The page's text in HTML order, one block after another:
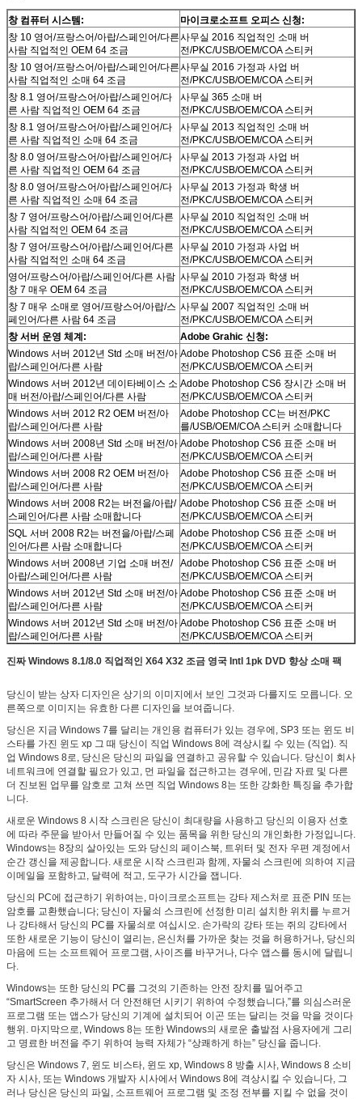
창 컴퓨터 시스템:
마이크로소프트 오피스 신청:
창 10 영어/프랑스어/아랍/스페인어/다른
사람 직업적인 OEM 64 조금
사무실 2016 직업적인 소매 버
전/PKC/USB/OEM/COA 스티커
창 10 영어/프랑스어/아랍/스페인어/다른
사람 직업적인 소매 64 조금
사무실 2016 가정과 사업 버
전/PKC/USB/OEM/COA 스티커
창 8.1 영어/프랑스어/아랍/스페인어/다
른 사람 직업적인 OEM 64 조금
사무실 365 소매 버
전/PKC/USB/OEM/COA 스티커
창 8.1 영어/프랑스어/아랍/스페인어/다
른 사람 직업적인 소매 64 조금
사무실 2013 직업적인 소매 버
전/PKC/USB/OEM/COA 스티커
창 8.0 영어/프랑스어/아랍/스페인어/다
른 사람 직업적인 OEM 64 조금
사무실 2013 가정과 사업 버
전/PKC/USB/OEM/COA 스티커
창 8.0 영어/프랑스어/아랍/스페인어/다
른 사람 직업적인 소매 64 조금
사무실 2013 가정과 학생 버
전/PKC/USB/OEM/COA 스티커
창 7 영어/프랑스어/아랍/스페인어/다른
사람 직업적인 OEM 64 조금
사무실 2010 직업적인 소매 버
전/PKC/USB/OEM/COA 스티커
창 7 영어/프랑스어/아랍/스페인어/다른
사람 직업적인 소매 64 조금
사무실 2010 가정과 사업 버
전/PKC/USB/OEM/COA 스티커
영어/프랑스어/아랍/스페인어/다른 사람
창 7 매우 OEM 64 조금
사무실 2010 가정과 학생 버
전/PKC/USB/OEM/COA 스티커
창 7 매우 소매로 영어/프랑스어/아랍/스
페인어/다른 사람 64 조금
사무실 2007 직업적인 소매 버
전/PKC/USB/OEM/COA 스티커
창 서버 운영 체계:
Adobe Grahic 신청:
Windows 서버 2012년 Std 소매 버전/아
랍/스페인어/다른 사람
Adobe Photoshop CS6 표준 소매 버
전/PKC/USB/OEM/COA 스티커
Windows 서버 2012년 데이타베이스 소
매 버전/아랍/스페인어/다른 사람
Adobe Photoshop CS6 장시간 소매 버
전/PKC/USB/OEM/COA 스티커
Windows 서버 2012 R2 OEM 버전/아
랍/스페인어/다른 사람
Adobe Photoshop CC는 버전/PKC
를/USB/OEM/COA 스티커 소매합니다
Windows 서버 2008년 Std 소매 버전/아
랍/스페인어/다른 사람
Adobe Photoshop CS6 표준 소매 버
전/PKC/USB/OEM/COA 스티커
Windows 서버 2008 R2 OEM 버전/아
랍/스페인어/다른 사람
Adobe Photoshop CS6 표준 소매 버
전/PKC/USB/OEM/COA 스티커
Windows 서버 2008 R2는 버전을/아랍/
스페인어/다른 사람 소매합니다
Adobe Photoshop CS6 표준 소매 버
전/PKC/USB/OEM/COA 스티커
SQL 서버 2008 R2는 버전을/아랍/스페
인어/다른 사람 소매합니다
Adobe Photoshop CS6 표준 소매 버
전/PKC/USB/OEM/COA 스티커
Windows 서버 2008년 기업 소매 버전/
아랍/스페인어/다른 사람
Adobe Photoshop CS6 표준 소매 버
전/PKC/USB/OEM/COA 스티커
Windows 서버 2012년 Std 소매 버전/아
랍/스페인어/다른 사람
Adobe Photoshop CS6 표준 소매 버
전/PKC/USB/OEM/COA 스티커
Windows 서버 2012년 Std 소매 버전/아
랍/스페인어/다른 사람
Adobe Photoshop CS6 표준 소매 버
전/PKC/USB/OEM/COA 스티커
진짜 Windows 8.1/8.0 직업적인 X64 X32 조금 영국 Intl 1pk DVD 향상 소매 팩
당신이 받는 상자 디자인은 상기의 이미지에서 보인 그것과 다를지도 모릅니다. 오
른쪽으로 이미지는 유효한 다른 디자인을 보여줍니다.
당신은 지금 Windows 7를 달리는 개인용 컴퓨터가 있는 경우에, SP3 또는 윈도 비
스타를 가진 윈도 xp 그 때 당신이 직업 Windows 8에 격상시킬 수 있는 (직업). 직
업 Windows 8로, 당신은 당신의 파일을 연결하고 공유할 수 있습니다. 당신이 회사
네트워크에 연결할 필요가 있고, 먼 파일을 접근하고는 경우에, 민감 자료 및 다른
더 진보된 업무를 암호로 고쳐 쓰면 직업 Windows 8는 또한 강화한 특징을 추가합
니다.
새로운 Windows 8 시작 스크린은 당신이 최대량을 사용하고 당신의 이용자 선호
에 따라 주문을 받아서 만들어질 수 있는 품목을 위한 당신의 개인화한 가정입니다.
Windows는 8장의 살아있는 도와 당신의 페이스북, 트위터 및 전자 우편 계정에서
순간 갱신을 제공합니다. 새로운 시작 스크린과 함께, 자물쇠 스크린에 의하여 지금
이메일을 포함하고, 달력에 적고, 도구가 시간을 잽니다.
당신의 PC에 접근하기 위하여는, 마이크로소프트는 강타 제스처로 표준 PIN 또는
암호를 교환했습니다; 당신이 자물쇠 스크린에 선정한 미리 설치한 위치를 누르거
나 강타해서 당신의 PC를 자물쇠로 여십시오. 손가락의 강타 또는 쥐의 강타에서
또한 새로운 기능이 당신이 열리는, 은신처를 가까운 찾는 것을 허용하거나, 당신의
마음에 드는 소프트웨어 프로그램, 사이즈를 바꾸거나, 다수 앱스를 동시에 달립니
다.
Windows는 또한 당신의 PC를 그것의 기존하는 안전 장치를 밀어주고
“SmartScreen 추가해서 더 안전해던 시키기 위하여 수정했습니다,”를 의심스러운
프로그램 또는 앱스가 당신의 기계에 설치되어 이곤 또는 달리는 것을 막을 것이다
행위. 마지막으로, Windows 8는 또한 Windows의 새로운 출발점 사용자에게 그리
고 명료한 버전을 주기 위하여 능력 자체가 “상쾌하게 하는” 당신을 줍니다.
당신은 Windows 7, 윈도 비스타, 윈도 xp, Windows 8 방출 시사, Windows 8 소비
자 시사, 또는 Windows 개발자 시사에서 Windows 8에 격상시킬 수 있습니다, 그
러나 당신은 당신의 파일, 소프트웨어 프로그램 및 조정 전부를 지킬 수 없을 것이